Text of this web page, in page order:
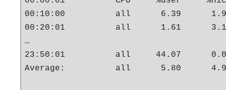
00:10:00          all      6.39
00:20:01          all      1.61
…
23:50:01          all     44.07
Average:          all      5.80